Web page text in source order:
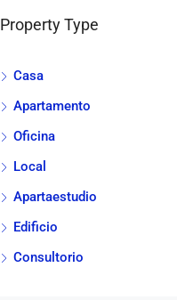
Property Type
Casa
Apartamento
Oficina
Local
Apartaestudio
Edificio
Consultorio